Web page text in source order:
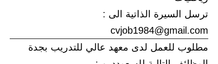
ترسل السيرة الذاتية الى :
cvjob1984@gmail.com
مطلوب للعمل لدى معهد عالي للتدريب بجدة